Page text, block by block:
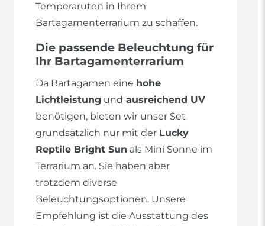
Temperaruten in Ihrem
Bartagamenterrarium zu schaffen.
Die passende Beleuchtung für
Ihr Bartagamenterrarium
Da Bartagamen eine hohe
Lichtleistung und ausreichend UV
benötigen, bieten wir unser Set
grundsätzlich nur mit der Lucky
Reptile Bright Sun als Mini Sonne im
Terrarium an. Sie haben aber
trotzdem diverse
Beleuchtungsoptionen. Unsere
Empfehlung ist die Ausstattung des